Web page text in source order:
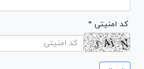
* کد امنیتی